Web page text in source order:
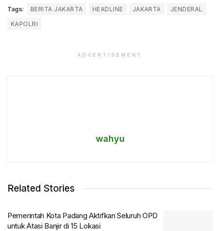
Tags: BERITA JAKARTA HEADLINE JAKARTA
JENDERAL
KAPOLRI
ADVERTISEMENT
wahyu
Related Stories
Pemerintah Kota Padang Aktifkan Seluruh OPD
untuk Atasi Banjir di 15 Lokasi